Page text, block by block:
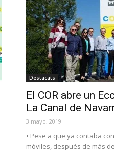
Destacats
El COR abre un
La Canal de
3 mayo, 2019
• Pese a que ya contaba
móviles, después de más